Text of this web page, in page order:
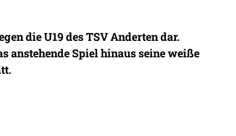
die U19 des TSV Anderten dar.
anstehende Spiel hinaus seine weiße